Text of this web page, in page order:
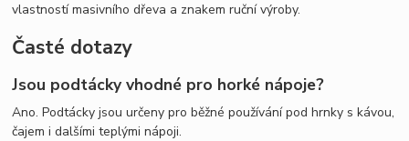
vlastností masivního dřeva a znakem ruční výroby.
Časté dotazy
Jsou podtácky vhodné pro horké nápoje?
Ano. Podtácky jsou určeny pro běžné používání pod hrnky s kávou,
čajem i dalšími teplými nápoji.